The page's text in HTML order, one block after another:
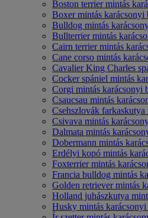
Boston terrier mintás
Boxer mintás karácsonyi
Bulldog mintás
Bullterrier mintás
Cairn terrier mintás
Cane corso mintás
Cavalier King Charles
Cocker spániel mintás
Corgi mintás karácsonyi
Csaucsau mintás
Csehszlovák
Csivava mintás
Dalmata mintás
Dobermann mintás
Erdélyi kopó mintás
Foxterrier mintás
Francia bulldog mintás
Golden retriever mintás
Holland juhászkutya
Husky mintás